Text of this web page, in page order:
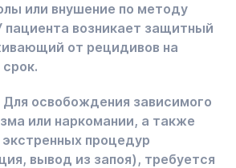
или внушение по методу
пациента возникает защитный
от рецидивов на
Для освобождения зависимого
или наркомании, а также
процедур
вывод из запоя), требуется